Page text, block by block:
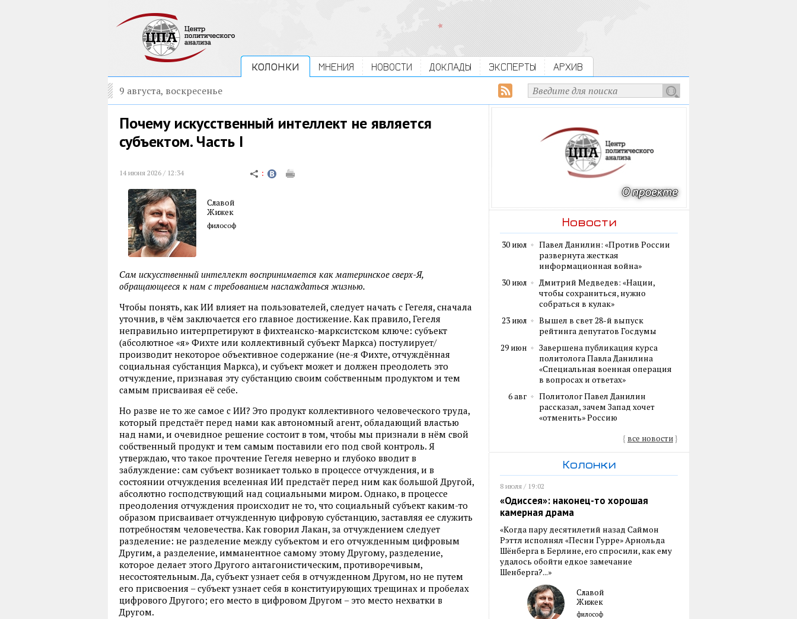
КОЛОНКИ МНЕНИЯ НОВОСТИ ДОКЛАДЫ ЭКСПЕРТЫ АРХИВ
9 августа, воскресенье
Почему искусственный интеллект не является
субъектом. Часть I
14 июня 2026 / 12:34
Славой
Жижек
философ
Сам искусственный интеллект воспринимается как материнское сверх-Я,
обращающееся к нам с требованием наслаждаться жизнью.
Чтобы понять, как ИИ влияет на пользователей, следует начать с Гегеля, сначала
уточнив, в чём заключается его главное достижение. Как правило, Гегеля
неправильно интерпретируют в фихтеанско-марксистском ключе: субъект
(абсолютное «я» Фихте или коллективный субъект Маркса) постулирует/
производит некоторое объективное содержание (не-я Фихте, отчуждённая
социальная субстанция Маркса), и субъект может и должен преодолеть это
отчуждение, признавая эту субстанцию своим собственным продуктом и тем
самым присваивая её себе.
Но разве не то же самое с ИИ? Это продукт коллективного человеческого труда,
который предстаёт перед нами как автономный агент, обладающий властью
над нами, и очевидное решение состоит в том, чтобы мы признали в нём свой
собственный продукт и тем самым поставили его под свой контроль. Я
утверждаю, что такое прочтение Гегеля неверно и глубоко вводит в
заблуждение: сам субъект возникает только в процессе отчуждения, и в
состоянии отчуждения вселенная ИИ предстаёт перед ним как большой Другой,
абсолютно господствующий над социальными миром. Однако, в процессе
преодоления отчуждения происходит не то, что социальный субъект каким-то
образом присваивает отчужденную цифровую субстанцию, заставляя ее служить
потребностям человечества. Как говорил Лакан, за отчуждением следует
разделение: не разделение между субъектом и его отчужденным цифровым
Другим, а разделение, имманентное самому этому Другому, разделение,
которое делает этого Другого антагонистическим, противоречивым,
несостоятельным. Да, субъект узнает себя в отчужденном Другом, но не путем
его присвоения – субъект узнает себя в конституирующих трещинах и пробелах
цифрового Другого; его место в цифровом Другом – это место нехватки в
Другом.
Новости
30 июл
Павел Данилин: «Против России
развернута жесткая
информационная война»
30 июл
Дмитрий Медведев: «Нации,
чтобы сохраниться, нужно
собраться в кулак»
23 июл
Вышел в свет 28-й выпуск
рейтинга депутатов Госдумы
29 июн
Завершена публикация курса
политолога Павла Данилина
«Специальная военная операция
в вопросах и ответах»
6 авг
Политолог Павел Данилин
рассказал, зачем Запад хочет
«отменить» Россию
{ все новости}
Колонки
8 июля / 19:02
«Одиссея»: наконец-то хорошая
камерная драма
«Когда пару десятилетий назад Саймон
Рэттл исполнял «Песни Гурре» Арнольда
Шёнберга в Берлине, его спросили, как ему
удалось обойти едкое замечание
Шенберга?...»
Славой
Жижек
философ